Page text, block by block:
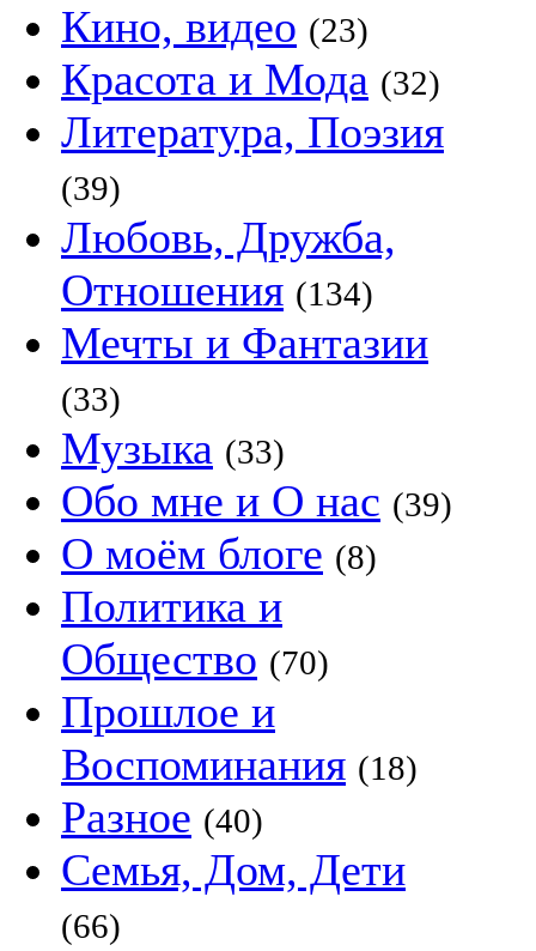
Кино, видео (23)
Красота и Мода (32)
Литература, Поэзия
(39)
Любовь, Дружба,
Отношения (134)
Мечты и Фантазии
(33)
Музыка (33)
Обо мне и О нас (39)
О моём блоге (8)
Политика и
Общество (70)
Прошлое и
Воспоминания (18)
Разное (40)
Семья, Дом, Дети
(66)